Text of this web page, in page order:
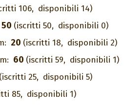
106, disponibili 14)
50 (iscritti 50, disponibili 0)
20 (iscritti 18, disponibili 2)
60 (iscritti 59, disponibili 1)
(iscritti 25, disponibili 5)
85, disponibili 1)